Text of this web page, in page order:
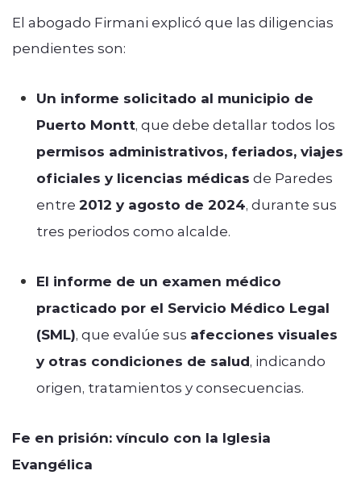
El abogado Firmani explicó que las diligencias
pendientes son:
Un informe solicitado al municipio de
Puerto Montt, que debe detallar todos los
permisos administrativos, feriados, viajes
oficiales y licencias médicas de Paredes
entre 2012 y agosto de 2024, durante sus
tres periodos como alcalde.
El informe de un examen médico
practicado por el Servicio Médico Legal
(SML), que evalúe sus afecciones visuales
y otras condiciones de salud, indicando
origen, tratamientos y consecuencias.
Fe en prisión: vínculo con la Iglesia
Evangélica